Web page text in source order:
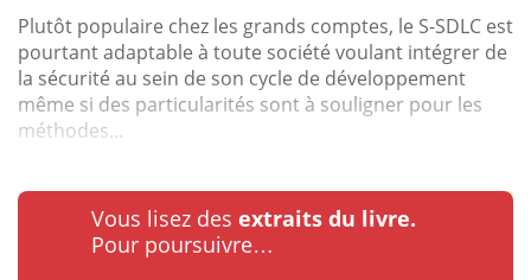
Plutôt populaire chez les grands comptes, le S-SDLC est
pourtant adaptable à toute société voulant intégrer de
la sécurité au sein de son cycle de développement
même si des particularités sont à souligner pour les
méthodes...
Vous lisez des extraits du livre.
Pour poursuivre…